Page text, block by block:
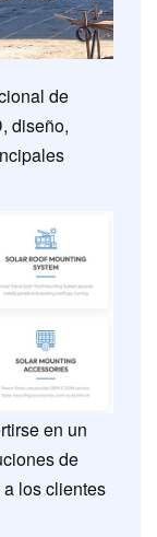
de
diseño,
en un
de
los clientes